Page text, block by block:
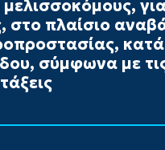
πλαίσιο
σύμφωνα με